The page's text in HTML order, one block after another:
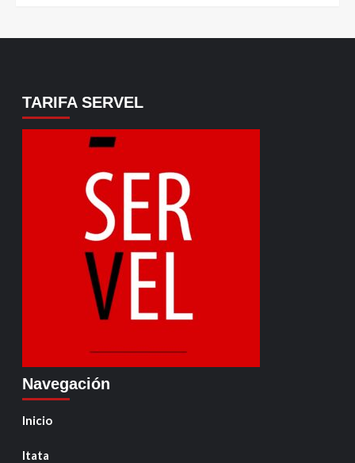
TARIFA SERVEL
Navegación
Inicio
Itata